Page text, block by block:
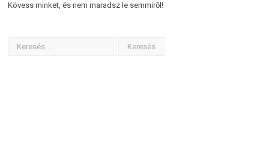
Kövess minket, és nem maradsz le semmiről!